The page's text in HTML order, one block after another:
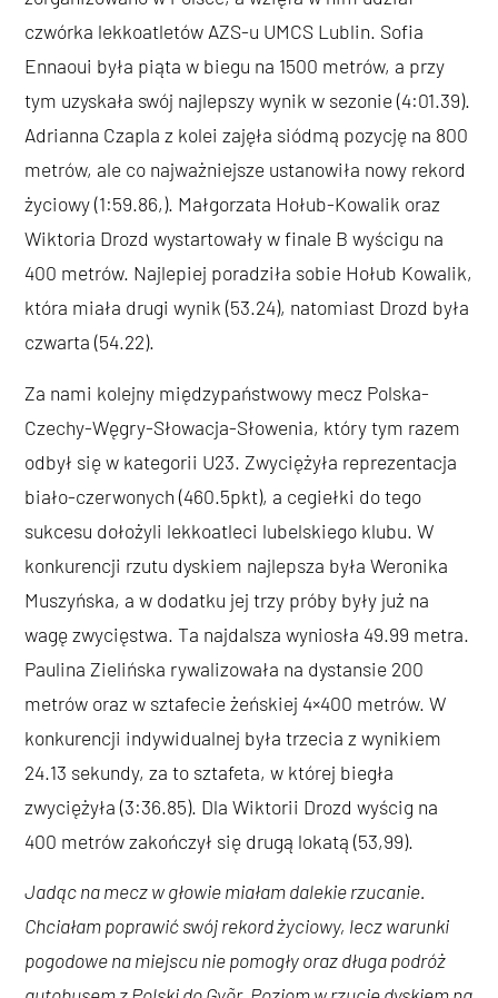
czwórka lekkoatletów AZS-u UMCS Lublin. Sofia
Ennaoui była piąta w biegu na 1500 metrów, a przy
tym uzyskała swój najlepszy wynik w sezonie (4:01.39).
Adrianna Czapla z kolei zajęła siódmą pozycję na 800
metrów, ale co najważniejsze ustanowiła nowy rekord
życiowy (1:59.86,). Małgorzata Hołub-Kowalik oraz
Wiktoria Drozd wystartowały w finale B wyścigu na
400 metrów. Najlepiej poradziła sobie Hołub Kowalik,
która miała drugi wynik (53.24), natomiast Drozd była
czwarta (54.22).
Za nami kolejny międzypaństwowy mecz Polska-
Czechy-Węgry-Słowacja-Słowenia, który tym razem
odbył się w kategorii U23. Zwyciężyła reprezentacja
biało-czerwonych (460.5pkt), a cegiełki do tego
sukcesu dołożyli lekkoatleci lubelskiego klubu. W
konkurencji rzutu dyskiem najlepsza była Weronika
Muszyńska, a w dodatku jej trzy próby były już na
wagę zwycięstwa. Ta najdalsza wyniosła 49.99 metra.
Paulina Zielińska rywalizowała na dystansie 200
metrów oraz w sztafecie żeńskiej 4×400 metrów. W
konkurencji indywidualnej była trzecia z wynikiem
24.13 sekundy, za to sztafeta, w której biegła
zwyciężyła (3:36.85). Dla Wiktorii Drozd wyścig na
400 metrów zakończył się drugą lokatą (53,99).
Jadąc na mecz w głowie miałam dalekie rzucanie.
Chciałam poprawić swój rekord życiowy, lecz warunki
pogodowe na miejscu nie pomogły oraz długa podróż